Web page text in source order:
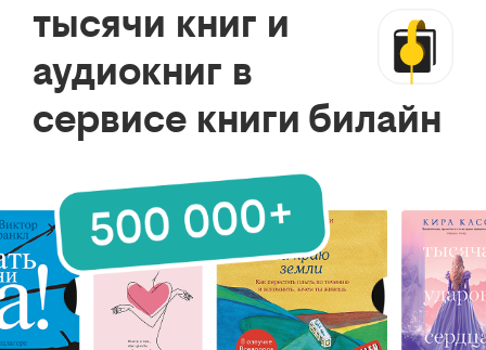
тысячи книг и
аудиокниг в
сервисе книги билайн